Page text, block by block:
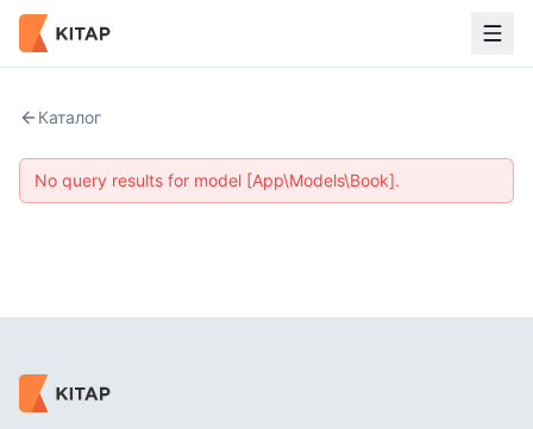
Каталог
No query results for model [App\Models\Book].